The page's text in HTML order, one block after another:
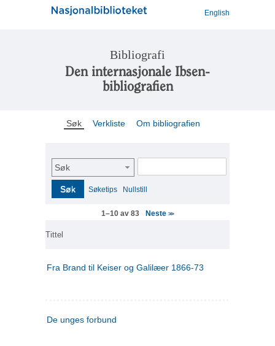
English
Bibliografi
Den internasjonale Ibsen-
bibliografien
Søk Verkliste Om bibliografien
Søk
Søk Søketips Nullstill
1–10 av 83 Neste>>
Tittel
Fra Brand til Keiser og Galilæer 1866-73
De unges forbund